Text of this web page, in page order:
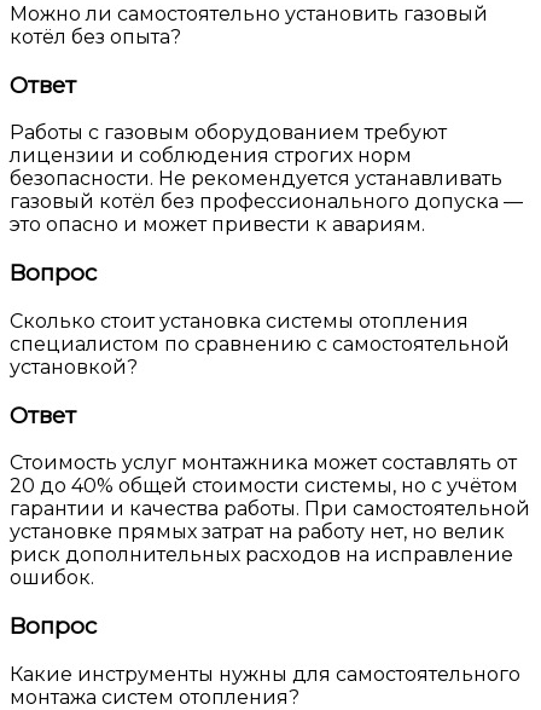
Можно ли самостоятельно установить газовый
котёл без опыта?
Ответ
Работы с газовым оборудованием требуют
лицензии и соблюдения строгих норм
безопасности. Не рекомендуется устанавливать
газовый котёл без профессионального допуска —
это опасно и может привести к авариям.
Вопрос
Сколько стоит установка системы отопления
специалистом по сравнению с самостоятельной
установкой?
Ответ
Стоимость услуг монтажника может составлять от
20 до 40% общей стоимости системы, но с учётом
гарантии и качества работы. При самостоятельной
установке прямых затрат на работу нет, но велик
риск дополнительных расходов на исправление
ошибок.
Вопрос
Какие инструменты нужны для самостоятельного
монтажа систем отопления?